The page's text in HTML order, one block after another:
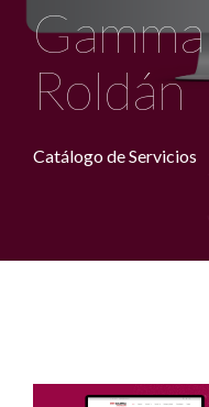
Roldán
Catálogo de Servicios